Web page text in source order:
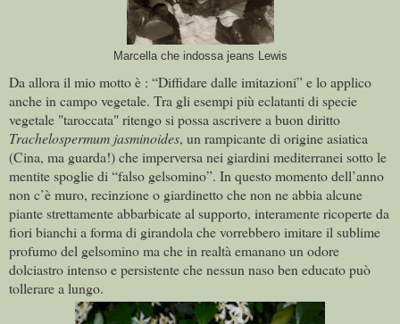
Marcella che indossa jeans Lewis
Da allora il mio motto è : “Diffidare dalle imitazioni” e lo applico
anche in campo vegetale. Tra gli esempi più eclatanti di specie
vegetale "taroccata" ritengo si possa ascrivere a buon diritto
Trachelospermum jasminoides, un rampicante di origine asiatica
(Cina, ma guarda!) che imperversa nei giardini mediterranei sotto le
mentite spoglie di “falso gelsomino”. In questo momento dell’anno
non c’è muro, recinzione o giardinetto che non ne abbia alcune
piante strettamente abbarbicate al supporto, interamente ricoperte da
fiori bianchi a forma di girandola che vorrebbero imitare il sublime
profumo del gelsomino ma che in realtà emanano un odore
dolciastro intenso e persistente che nessun naso ben educato può
tollerare a lungo.